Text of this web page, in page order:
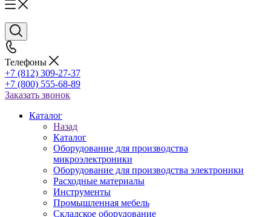
Телефоны
+7 (812) 309-27-37
+7 (800) 555-68-89
Заказать звонок
Каталог
Назад
Каталог
Оборудование для производства
микроэлектроники
Оборудование для производства электроники
Расходные материалы
Инструменты
Промышленная мебель
Складское оборудование